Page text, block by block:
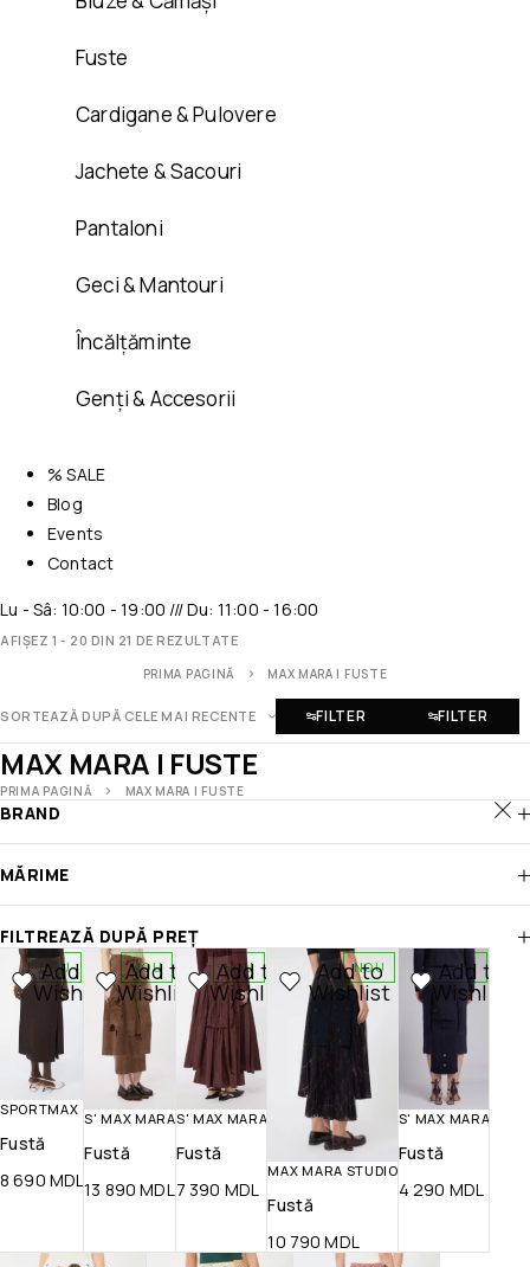
Fuste
Cardigane & Pulovere
Jachete & Sacouri
Pantaloni
Geci & Mantouri
Încălțăminte
Genți & Accesorii
% SALE
Blog
Events
Contact
Lu - Sâ: 10:00 - 19:00 /// Du: 11:00 - 16:00
AFIȘEZ 1 - 20 DIN 21 DE REZULTATE
PRIMA PAGINĂ MAX MARA | FUSTE
SORTEAZĂ DUPĂ CELE MAI RECENTE FILTER FILTER
MAX MARA | FUSTE
PRIMA PAGINĂ MAX MARA | FUSTE
BRAND
MĂRIME
FILTREAZĂ DUPĂ PREȚ
NOU
Add to
Wishlist
SPORTMAX
Fustă
8 690 MDL
NOU
Add to
Wishlist
S' MAX MARA
Fustă
13 890MDL
NOU
Add to
Wishlist
S' MAX MARA
Fustă
7 390 MDL
NOU
Add to
Wishlist
MAX MARA STUDIO
Fustă
10 790MDL
NOU
Add to
Wishlist
S' MAX MARA
Fustă
4 290 MDL